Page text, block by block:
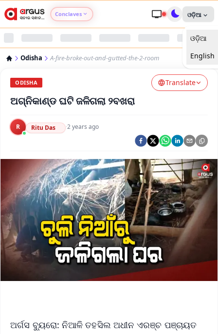
Conclaves
Argus Nari Shakti
Argus Swaad Odisha
Argus Chalo Dekhein Apna Desh
ଓଡ଼ିଆ
ଓଡ଼ିଆ
English
Odisha A-fire-broke-out-and-gutted-the-2-room
ODISHA Translate
ଅଗ୍ନିକାଣ୍ଡ ଘଟି ଜଳିଗଲା ୨ବଖରା
R Ritu Das ·2 years ago
ଅର୍ଗସ ବ୍ୟୁରୋ: ନିଆଳି ତହସିଲ ଅଧୀନ ଏରଞ୍ଚ ପଞ୍ଚାୟତ